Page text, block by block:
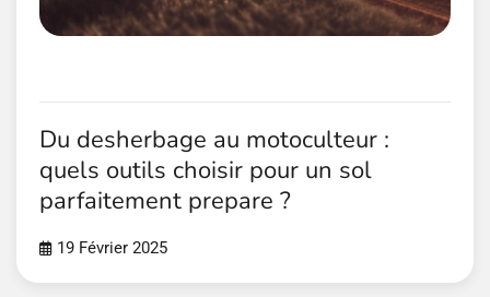
Du desherbage au motoculteur :
quels outils choisir pour un sol
parfaitement prepare ?
19 Février 2025